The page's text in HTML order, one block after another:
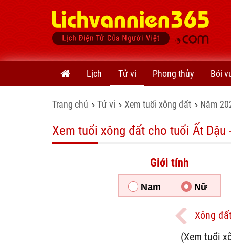
Lịch Tử vi Phong thủy Bói
Trang chủ › Tử vi › Xem tuổi xông đất › Năm
Xem tuổi xông đất cho tuổi Ất Dậu
Giới tính
Nam Nữ
Xông
(Xem tuổi